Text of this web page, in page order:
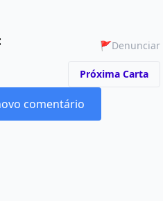
🚩Denunciar
Próxima Carta
comentário